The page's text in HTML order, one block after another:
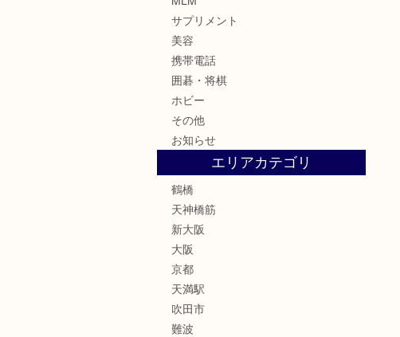
サプリメント
美容
携帯電話
囲碁・将棋
ホビー
その他
お知らせ
エリアカテゴリ
鶴橋
天神橋筋
新大阪
大阪
京都
天満駅
吹田市
難波